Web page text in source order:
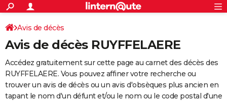
ACTUALITÉS
Politique
Société
Faits Divers
Education
Monde
Villes
+
SPORT
Coupe du monde 2026
Football
Tennis
Cyclisme
Rugby
Forum
Programme TV
TNT
Streaming
Cinéma
Sorties cinéma
Musique
+
FINANCE
Retraite
Epargne
Immobilier
Risques naturels par ville
Assurance
AUTO
Avis de décès
Avis de décès RUYFFELAERE
Accédez gratuitement sur cette page au carnet des décès des
RUYFFELAERE. Vous pouvez affiner votre recherche ou
trouver un avis de décès ou un avis d'obsèques plus ancien en
tapant le nom d'un défunt et/ou le nom ou le code postal d'une